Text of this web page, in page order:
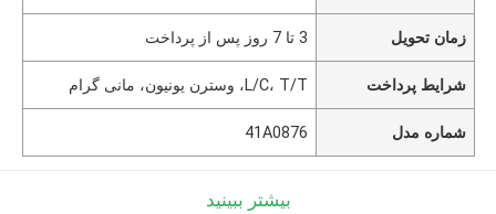
زمان تحویل 3 تا 7 روز پس از پرداخت
شرایط پرداخت L/C، T/T، وسترن یونیون، مانی گرام
شماره مدل 41A0876
بیشتر ببینید